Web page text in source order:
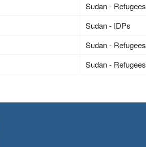
Sudan - Refugees
Sudan - IDPs
Sudan - Refugees
Sudan - Refugees